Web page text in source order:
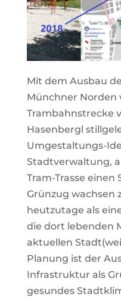
Mit dem Ausbau
Münchner Norden
Trambahnstrecke
Hasenbergl
Umgestaltungs-
Stadtverwaltung,
Tram-Trasse
Grünzug wachsen
heutzutage als
die dort lebenden
aktuellen
Planung ist der
Infrastruktur als
gesundes